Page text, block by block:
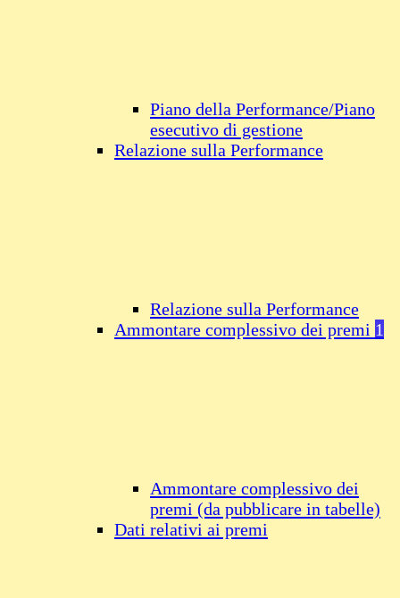
Piano della Performance/Piano
esecutivo di gestione
Relazione sulla Performance
Relazione sulla Performance
Ammontare complessivo dei premi 1
Ammontare complessivo dei
premi (da pubblicare in tabelle)
Dati relativi ai premi